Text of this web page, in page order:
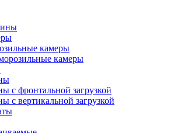
камеры
камеры
с фронтальной загрузкой
с вертикальной загрузкой